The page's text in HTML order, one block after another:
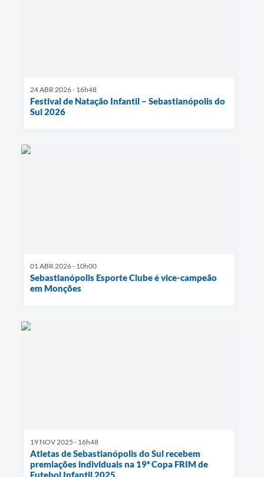
24 ABR 2026 - 16h48
Festival de Natação Infantil – Sebastianópolis do
Sul 2026
01 ABR 2026 - 10h00
Sebastianópolis Esporte Clube é vice-campeão
em Monções
19 NOV 2025 - 16h48
Atletas de Sebastianópolis do Sul recebem
premiações individuais na 19ª Copa FRIM de
Futebol Infantil 2025